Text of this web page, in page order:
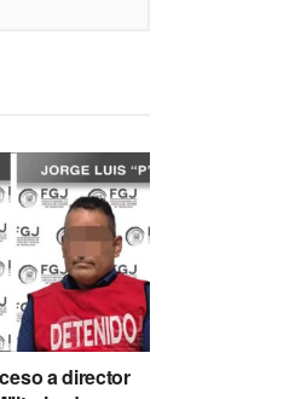
a director